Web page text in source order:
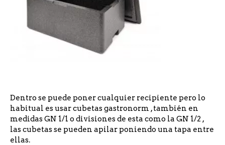
Dentro se puede poner cualquier recipiente pero lo
habitual es usar cubetas gastronorm , también en
medidas GN 1/1 o divisiones de esta como la GN 1/2 ,
las cubetas se pueden apilar poniendo una tapa entre
ellas.